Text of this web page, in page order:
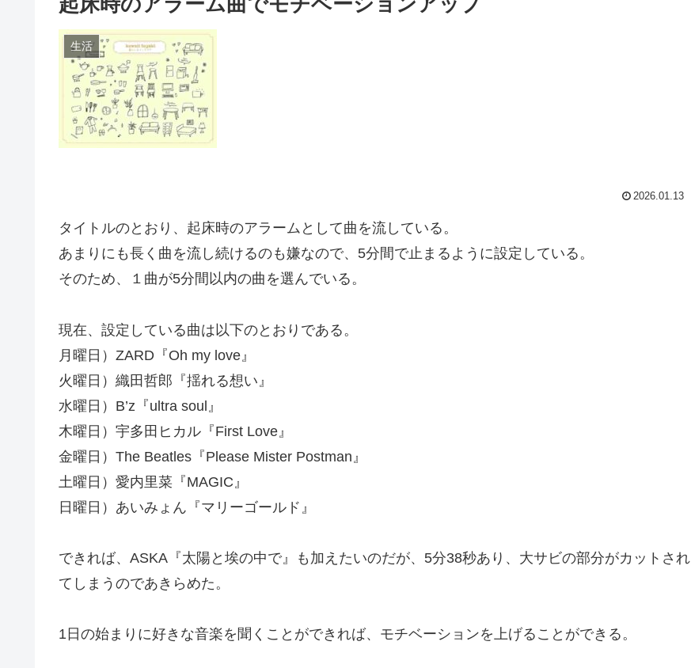
生活
2026.01.13
タイトルのとおり、起床時のアラームとして曲を流している。
あまりにも長く曲を流し続けるのも嫌なので、5分間で止まるように設定している。
そのため、１曲が5分間以内の曲を選んでいる。
現在、設定している曲は以下のとおりである。
月曜日）ZARD『Oh my love』
火曜日）織田哲郎『揺れる想い』
水曜日）B’z『ultra soul』
木曜日）宇多田ヒカル『First Love』
金曜日）The Beatles『Please Mister Postman』
土曜日）愛内里菜『MAGIC』
日曜日）あいみょん『マリーゴールド』
できれば、ASKA『太陽と埃の中で』も加えたいのだが、5分38秒あり、大サビの部分がカットされ
てしまうのであきらめた。
1日の始まりに好きな音楽を聞くことができれば、モチベーションを上げることができる。